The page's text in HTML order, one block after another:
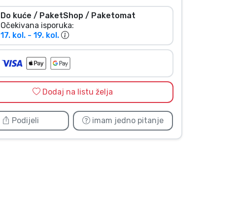
Do kuće / PaketShop / Paketomat
Očekivana isporuka:
17. kol. - 19. kol.
Dodaj na listu želja
Podijeli imam jedno pitanje